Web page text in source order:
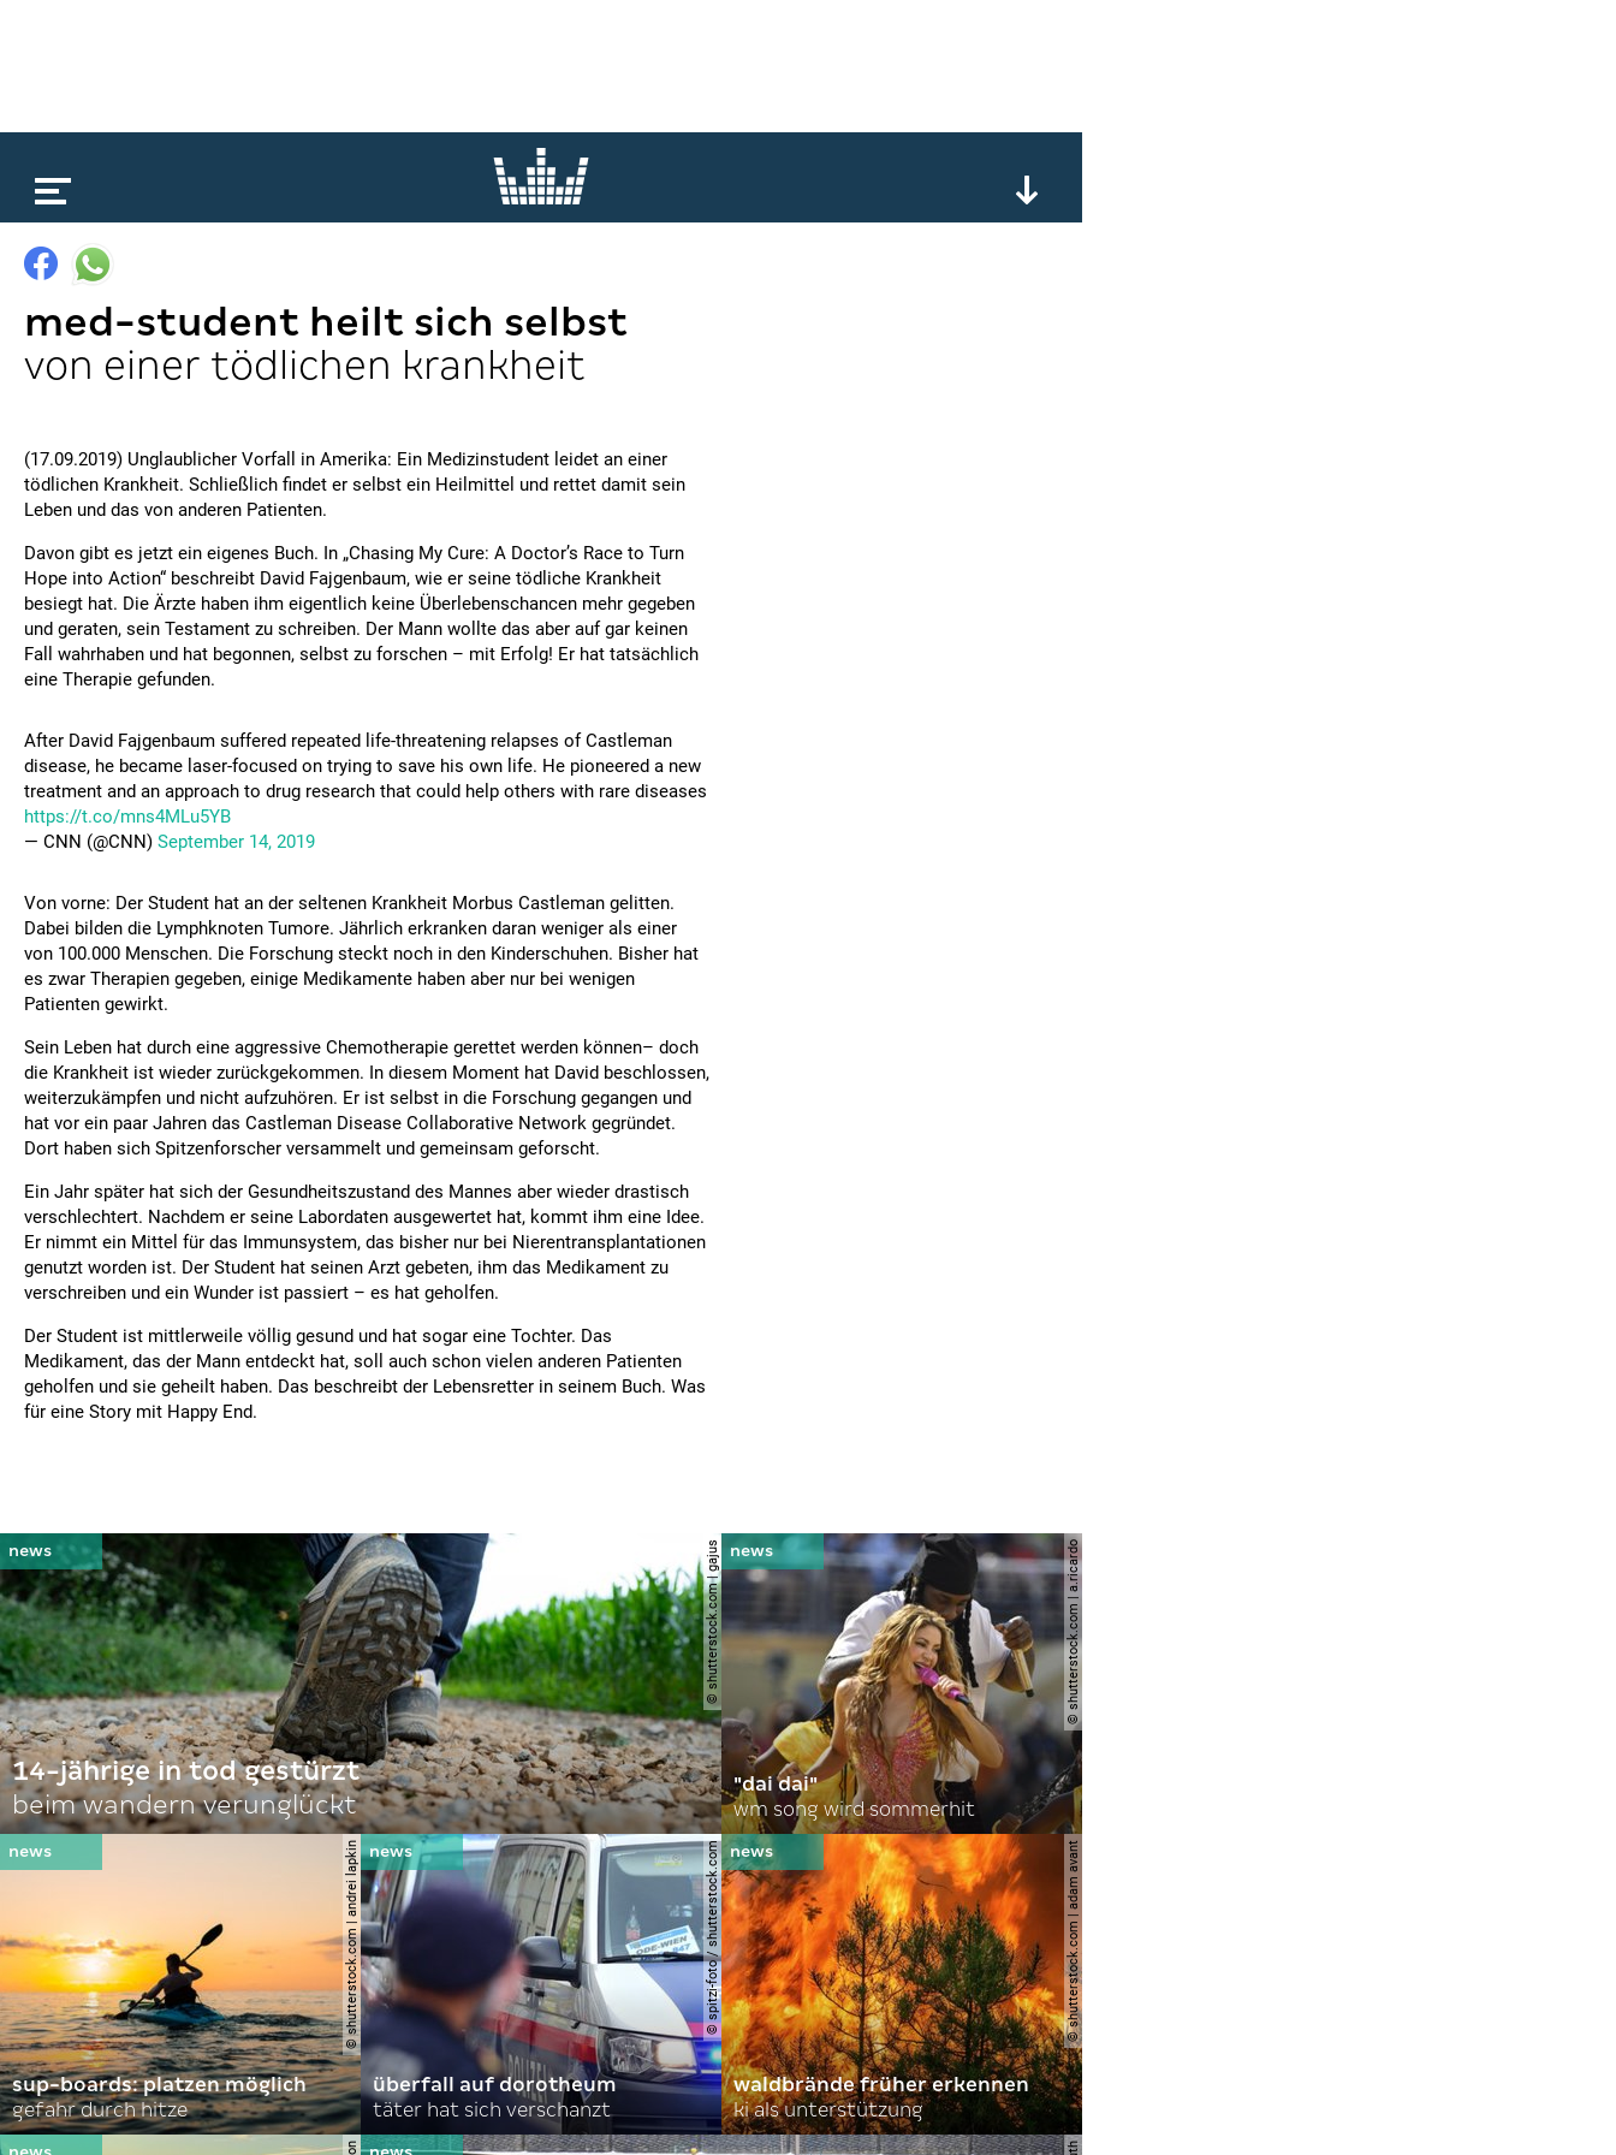
med-student heilt sich selbst
von einer tödlichen krankheit
(17.09.2019) Unglaublicher Vorfall in Amerika: Ein Medizinstudent leidet an einer
tödlichen Krankheit. Schließlich findet er selbst ein Heilmittel und rettet damit sein
Leben und das von anderen Patienten.
Davon gibt es jetzt ein eigenes Buch. In „Chasing My Cure: A Doctor’s Race to Turn
Hope into Action“ beschreibt David Fajgenbaum, wie er seine tödliche Krankheit
besiegt hat. Die Ärzte haben ihm eigentlich keine Überlebenschancen mehr gegeben
und geraten, sein Testament zu schreiben. Der Mann wollte das aber auf gar keinen
Fall wahrhaben und hat begonnen, selbst zu forschen – mit Erfolg! Er hat tatsächlich
eine Therapie gefunden.
After David Fajgenbaum suffered repeated life-threatening relapses of Castleman
disease, he became laser-focused on trying to save his own life. He pioneered a new
treatment and an approach to drug research that could help others with rare diseases
https://t.co/mns4MLu5YB
— CNN (@CNN) September 14, 2019
Von vorne: Der Student hat an der seltenen Krankheit Morbus Castleman gelitten.
Dabei bilden die Lymphknoten Tumore. Jährlich erkranken daran weniger als einer
von 100.000 Menschen. Die Forschung steckt noch in den Kinderschuhen. Bisher hat
es zwar Therapien gegeben, einige Medikamente haben aber nur bei wenigen
Patienten gewirkt.
Sein Leben hat durch eine aggressive Chemotherapie gerettet werden können– doch
die Krankheit ist wieder zurückgekommen. In diesem Moment hat David beschlossen,
weiterzukämpfen und nicht aufzuhören. Er ist selbst in die Forschung gegangen und
hat vor ein paar Jahren das Castleman Disease Collaborative Network gegründet.
Dort haben sich Spitzenforscher versammelt und gemeinsam geforscht.
Ein Jahr später hat sich der Gesundheitszustand des Mannes aber wieder drastisch
verschlechtert. Nachdem er seine Labordaten ausgewertet hat, kommt ihm eine Idee.
Er nimmt ein Mittel für das Immunsystem, das bisher nur bei Nierentransplantationen
genutzt worden ist. Der Student hat seinen Arzt gebeten, ihm das Medikament zu
verschreiben und ein Wunder ist passiert – es hat geholfen.
Der Student ist mittlerweile völlig gesund und hat sogar eine Tochter. Das
Medikament, das der Mann entdeckt hat, soll auch schon vielen anderen Patienten
geholfen und sie geheilt haben. Das beschreibt der Lebensretter in seinem Buch. Was
für eine Story mit Happy End.
© shutterstock.com | gajus
14-jährige in tod gestürzt
beim wandern verunglückt
© shutterstock.com | a.ricardo
"dai dai"
wm song wird sommerhit
© shutterstock.com | andrei lapkin
sup-boards: platzen möglich
gefahr durch hitze
© spitzi-foto / shutterstock.com
überfall auf dorotheum
täter hat sich verschanzt
© shutterstock.com | adam avant
waldbrände früher erkennen
ki als unterstützung